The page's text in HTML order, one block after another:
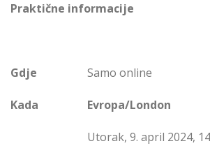
Praktične informacije
Gdje Samo online
Kada Evropa/London
Utorak, 9. april 2024,